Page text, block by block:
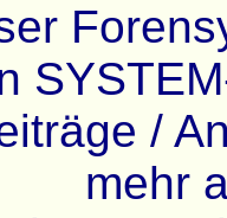
/
mehr